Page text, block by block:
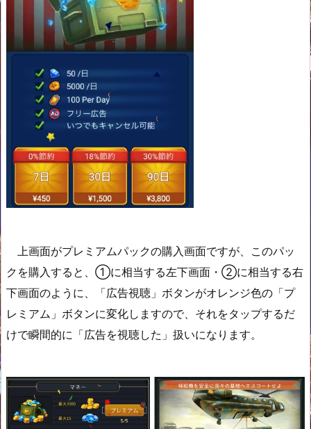
上画面がプレミアムパックの購入画面ですが、このパッ
クを購入すると、①に相当する左下画面・②に相当する右
下画面のように、「広告視聴」ボタンがオレンジ色の「プ
レミアム」ボタンに変化しますので、それをタップするだ
けで瞬間的に「広告を視聴した」扱いになります。